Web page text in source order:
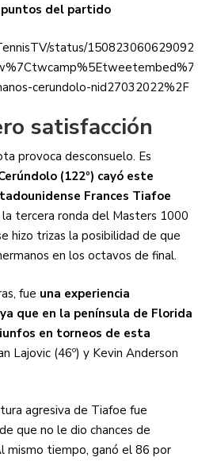
puntos del partido
status/
cerundolo-nid27032022%2F
satisfacción
provoca desconsuelo. Es
(122º) cayó este
Frances Tiafoe
la tercera ronda del Masters 1000
hizo trizas la posibilidad de que
en los octavos de final.
fue una experiencia
que en la península de Florida
en torneos de esta
Lajovic (46º) y Kevin Anderson
agresiva de Tiafoe fue
que no le dio chances de
mismo tiempo, ganó el 86 por